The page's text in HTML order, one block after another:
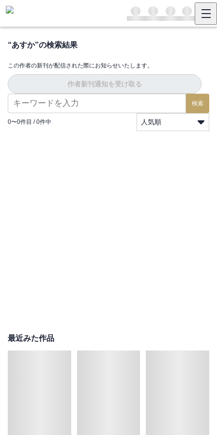
“あすか”の検索結果
この作者の新刊が配信された際にお知らせいたします。
作者新刊通知を受け取る
検索
0〜0件目 / 0件中 人気順
最近みた作品